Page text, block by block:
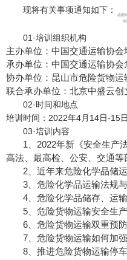
现将有关事项通知如下：
01 ·培训组织机构
主办单位：中国交通运输协会
承办单位：中国交通运输协
协办单位：昆山市危险货物运
联合承办单位：北京中盛云创
02·时间和地点
培训时间：2022年4月14日-15
03·培训内容
1、2022年新《安全生产
高法、最高检、公安、交通
2、近年来危险化学品储
3、危险化学品运输法规
4、危险化学品储存、运
5、危险货物运输安全生
6、危险货物运输双重预
7、危险货物运输如何加
8、推进危险货物运输停